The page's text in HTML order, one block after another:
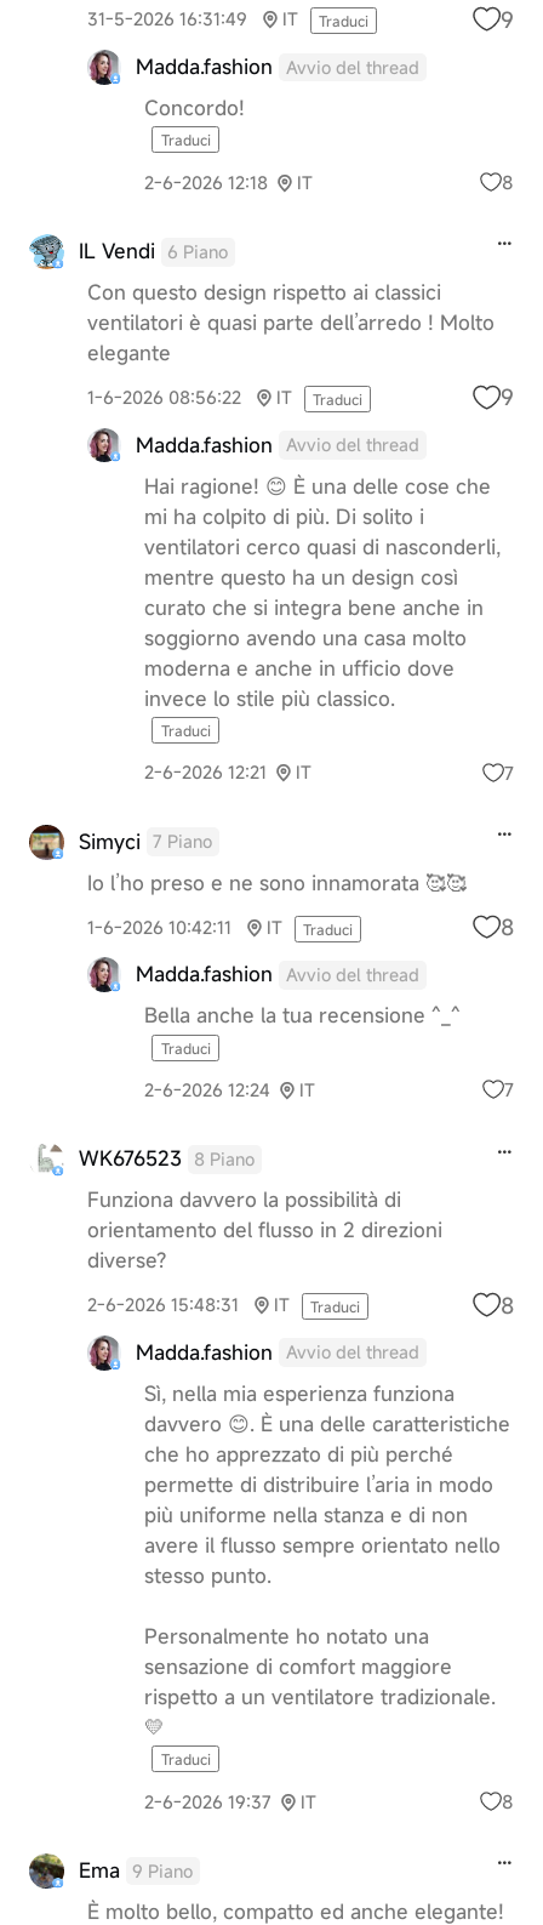
31-5-2026 16:31:49 IT Traduci 9
Madda.fashion Avvio del thread
Concordo!
Traduci
2-6-2026 12:18 IT 8
IL Vendi 6 Piano
Con questo design rispetto ai classici
ventilatori è quasi parte dell’arredo ! Molto
elegante
1-6-2026 08:56:22 IT Traduci 9
Madda.fashion Avvio del thread
Hai ragione! 😊 È una delle cose che
mi ha colpito di più. Di solito i
ventilatori cerco quasi di nasconderli,
mentre questo ha un design così
curato che si integra bene anche in
soggiorno avendo una casa molto
moderna e anche in ufficio dove
invece lo stile più classico.
Traduci
2-6-2026 12:21 IT 7
Simyci 7 Piano
Io l’ho preso e ne sono innamorata 🥰🥰
1-6-2026 10:42:11 IT Traduci 8
Madda.fashion Avvio del thread
Bella anche la tua recensione ^_^
Traduci
2-6-2026 12:24 IT 7
WK676523 8 Piano
Funziona davvero la possibilità di
orientamento del flusso in 2 direzioni
diverse?
2-6-2026 15:48:31 IT Traduci 8
Madda.fashion Avvio del thread
Sì, nella mia esperienza funziona
davvero 😊. È una delle caratteristiche
che ho apprezzato di più perché
permette di distribuire l’aria in modo
più uniforme nella stanza e di non
avere il flusso sempre orientato nello
stesso punto.
Personalmente ho notato una
sensazione di comfort maggiore
rispetto a un ventilatore tradizionale.
💛
Traduci
2-6-2026 19:37 IT 8
Ema 9 Piano
È molto bello, compatto ed anche elegante!